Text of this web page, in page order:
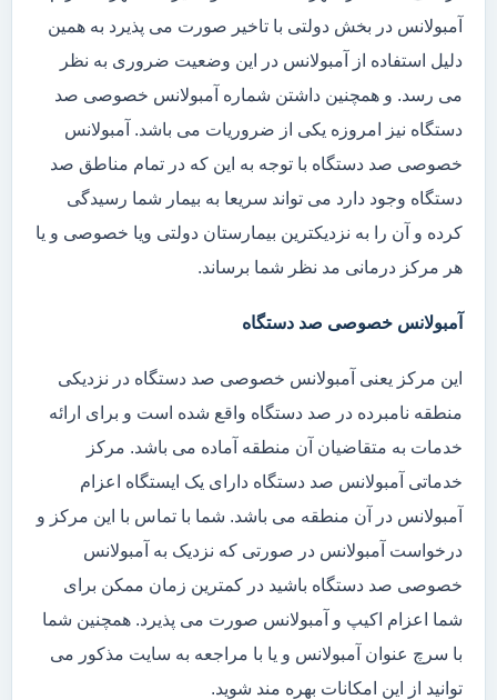
آمبولانس در بخش دولتی با تاخیر صورت می پذیرد به همین
دلیل استفاده از آمبولانس در این وضعیت ضروری به نظر
می رسد. و همچنین داشتن شماره آمبولانس خصوصی صد
دستگاه نیز امروزه یکی از ضروریات می باشد. آمبولانس
خصوصی صد دستگاه با توجه به این که در تمام مناطق صد
دستگاه وجود دارد می تواند سریعا به بیمار شما رسیدگی
کرده و آن را به نزدیکترین بیمارستان دولتی ویا خصوصی و یا
هر مرکز درمانی مد نظر شما برساند.
آمبولانس خصوصی صد دستگاه
این مرکز یعنی آمبولانس خصوصی صد دستگاه در نزدیکی
منطقه نامبرده در صد دستگاه واقع شده است و برای ارائه
خدمات به متقاضیان آن منطقه آماده می باشد. مرکز
خدماتی آمبولانس صد دستگاه دارای یک ایستگاه اعزام
آمبولانس در آن منطقه می باشد. شما با تماس با این مرکز و
درخواست آمبولانس در صورتی که نزدیک به آمبولانس
خصوصی صد دستگاه باشید در کمترین زمان ممکن برای
شما اعزام اکیپ و آمبولانس صورت می پذیرد. همچنین شما
با سرچ عنوان آمبولانس و یا با مراجعه به سایت مذکور می
توانید از این امکانات بهره مند شوید.